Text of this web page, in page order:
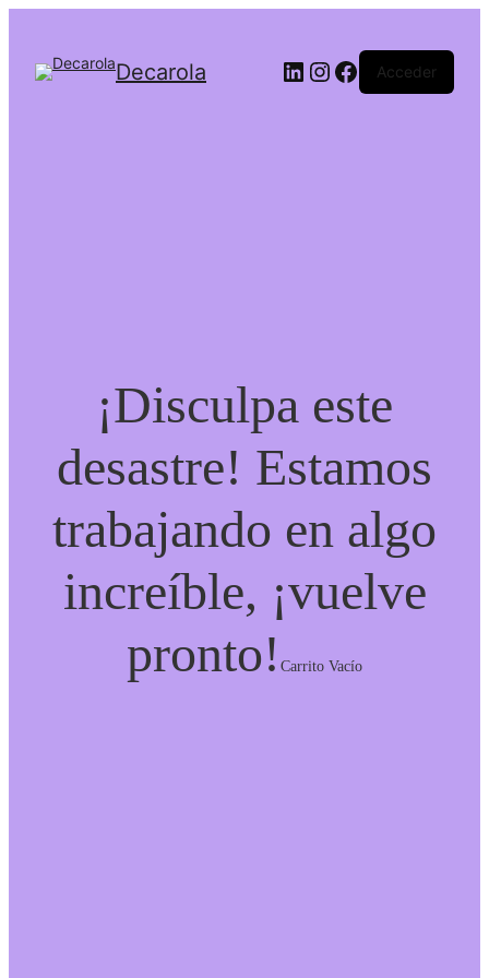
Decarola LinkedIn
Instagram
Facebook
Acceder
¡Disculpa este
desastre! Estamos
trabajando en algo
increíble, ¡vuelve
pronto!